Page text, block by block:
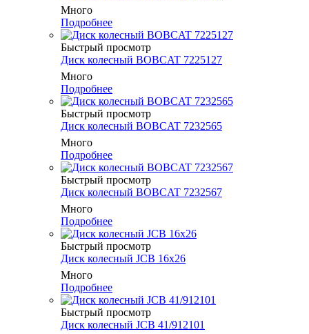
Много
Подробнее
Быстрый просмотр
Диск колесный BOBCAT 7225127
Много
Подробнее
Быстрый просмотр
Диск колесный BOBCAT 7232565
Много
Подробнее
Быстрый просмотр
Диск колесный BOBCAT 7232567
Много
Подробнее
Быстрый просмотр
Диск колесный JCB 16x26
Много
Подробнее
Быстрый просмотр
Диск колесный JCB 41/912101